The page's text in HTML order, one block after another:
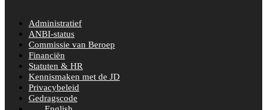
Administratief
ANBI-status
Commissie van Beroep
Financiën
Statuten & HR
Kennismaken met de JD
Privacybeleid
Gedragscode